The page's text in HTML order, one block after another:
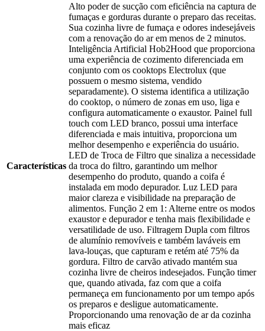
Características
Alto poder de sucção com eficiência na captura de
fumaças e gorduras durante o preparo das receitas.
Sua cozinha livre de fumaça e odores indesejáveis
com a renovação do ar em menos de 2 minutos.
Inteligência Artificial Hob2Hood que proporciona
uma experiência de cozimento diferenciada em
conjunto com os cooktops Electrolux (que
possuem o mesmo sistema, vendido
separadamente). O sistema identifica a utilização
do cooktop, o número de zonas em uso, liga e
configura automaticamente o exaustor. Painel full
touch com LED branco, possui uma interface
diferenciada e mais intuitiva, proporciona um
melhor desempenho e experiência do usuário.
LED de Troca de Filtro que sinaliza a necessidade
da troca do filtro, garantindo um melhor
desempenho do produto, quando a coifa é
instalada em modo depurador. Luz LED para
maior clareza e visibilidade na preparação de
alimentos. Função 2 em 1: Alterne entre os modos
exaustor e depurador e tenha mais flexibilidade e
versatilidade de uso. Filtragem Dupla com filtros
de alumínio removíveis e também laváveis em
lava-louças, que capturam e retém até 75% da
gordura. Filtro de carvão ativado mantém sua
cozinha livre de cheiros indesejados. Função timer
que, quando ativada, faz com que a coifa
permaneça em funcionamento por um tempo após
os preparos e desligue automaticamente.
Proporcionando uma renovação de ar da cozinha
mais eficaz